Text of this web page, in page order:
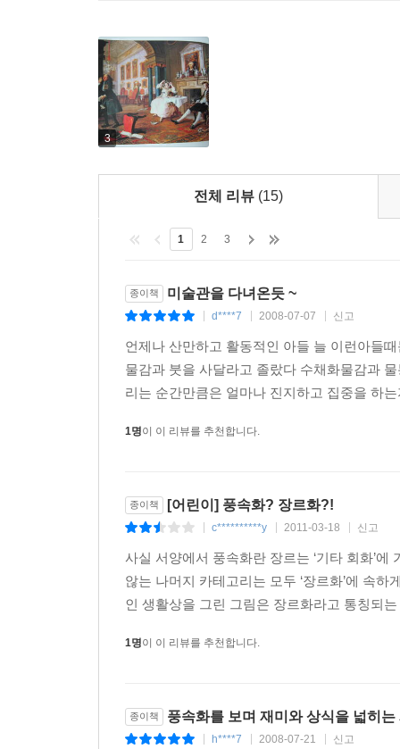
3
전체 리뷰 (15)
1 2 3
종이책 미술관을 다녀온듯 ~
d****7 2008-07-07 신고
언제나 산만하고 활동적인 아들 늘 이런아들
물감과 붓을 사달라고 졸랐다 수채화물감과
리는 순간만큼은 얼마나 진지하고 집중을 하
1명이 이 리뷰를 추천합니다.
종이책 [어린이] 풍속화? 장르화?!
c**********y 2011-03-18 신고
사실 서양에서 풍속화란 장르는 ‘기타 회화’
않는 나머지 카테고리는 모두 ‘장르화’에 속
인 생활상을 그린 그림은 장르화라고 통칭되
1명이 이 리뷰를 추천합니다.
종이책 풍속화를 보며 재미와 상식을 넓히는
h****7 2008-07-21 신고